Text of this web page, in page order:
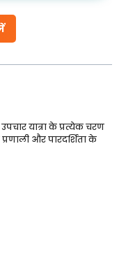
यात्रा के प्रत्येक चरण
और पारदर्शिता के